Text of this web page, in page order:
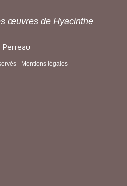
œuvres de Hyacinthe
- Mentions légales